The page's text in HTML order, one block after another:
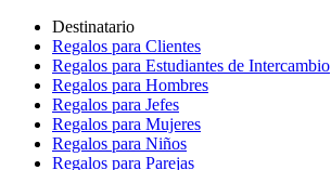
Destinatario
Regalos para Clientes
Regalos para Estudiantes de Intercambio
Regalos para Hombres
Regalos para Jefes
Regalos para Mujeres
Regalos para Niños
Regalos para Parejas